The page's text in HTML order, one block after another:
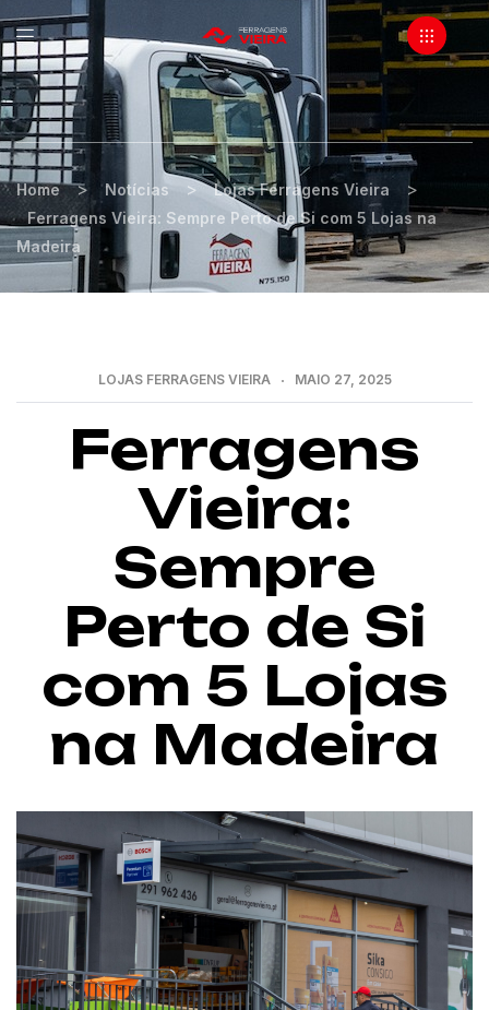
Home > Notícias > Lojas Ferragens Vieira >
Ferragens Vieira: Sempre Perto de Si com 5 Lojas na
Madeira
LOJAS FERRAGENS VIEIRA MAIO 27, 2025
Ferragens
Vieira:
Sempre
Perto de Si
com 5 Lojas
na Madeira